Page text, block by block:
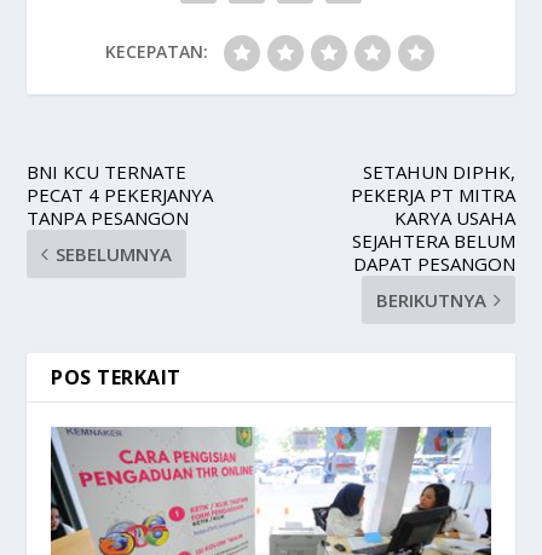
KECEPATAN:
BNI KCU TERNATE
PECAT 4 PEKERJANYA
TANPA PESANGON
SEBELUMNYA
SETAHUN DIPHK,
PEKERJA PT MITRA
KARYA USAHA
SEJAHTERA BELUM
DAPAT PESANGON
BERIKUTNYA
POS TERKAIT